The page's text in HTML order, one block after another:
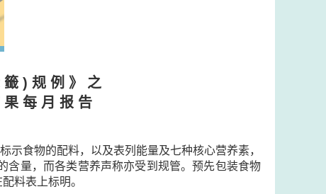
籤 ) 规 例 》 之
每 月 报 告
示食物的配料，以及表列能量及七种核心营养素，
含量，而各类营养声称亦受到规管。预先包装食物
料表上标明。